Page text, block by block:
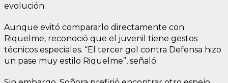
evolución.
Aunque evitó compararlo directamente con
Riquelme, reconoció que el juvenil tiene gestos
técnicos especiales. “El tercer gol contra Defensa hizo
un pase muy estilo Riquelme”, señaló.